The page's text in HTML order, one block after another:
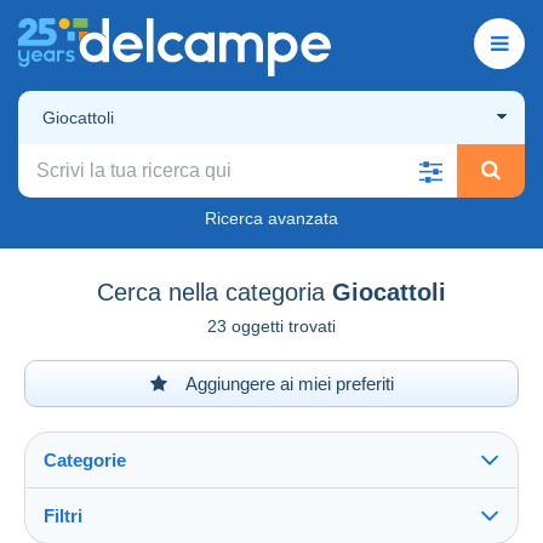
Giocattoli
Ricerca avanzata
Cerca nella categoria Giocattoli
23 oggetti trovati
Aggiungere ai miei preferiti
Categorie
Filtri